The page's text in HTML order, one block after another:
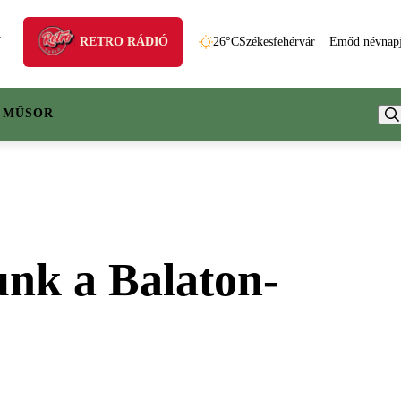
RETRO RÁDIÓ 26°CSzékesfehérvár Emőd
a Balaton-